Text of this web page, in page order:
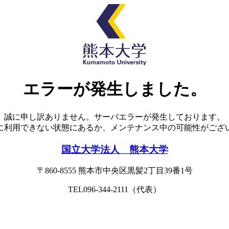
エラーが発生しました。
誠に申し訳ありません。サーバエラーが発生しております。
利用できない状態にあるか、メンテナンス中の可能性がござ
国立大学法人 熊本大学
〒860-8555 熊本市中央区黒髪2丁目39番1号
TEL096-344-2111（代表）